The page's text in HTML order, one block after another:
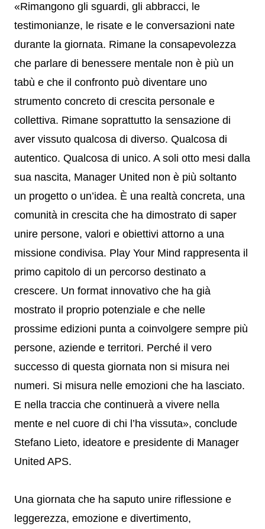
«Rimangono gli sguardi, gli abbracci, le
testimonianze, le risate e le conversazioni nate
durante la giornata. Rimane la consapevolezza
che parlare di benessere mentale non è più un
tabù e che il confronto può diventare uno
strumento concreto di crescita personale e
collettiva. Rimane soprattutto la sensazione di
aver vissuto qualcosa di diverso. Qualcosa di
autentico. Qualcosa di unico. A soli otto mesi dalla
sua nascita, Manager United non è più soltanto
un progetto o un’idea. È una realtà concreta, una
comunità in crescita che ha dimostrato di saper
unire persone, valori e obiettivi attorno a una
missione condivisa. Play Your Mind rappresenta il
primo capitolo di un percorso destinato a
crescere. Un format innovativo che ha già
mostrato il proprio potenziale e che nelle
prossime edizioni punta a coinvolgere sempre più
persone, aziende e territori. Perché il vero
successo di questa giornata non si misura nei
numeri. Si misura nelle emozioni che ha lasciato.
E nella traccia che continuerà a vivere nella
mente e nel cuore di chi l’ha vissuta», conclude
Stefano Lieto, ideatore e presidente di Manager
United APS.
Una giornata che ha saputo unire riflessione e
leggerezza, emozione e divertimento,